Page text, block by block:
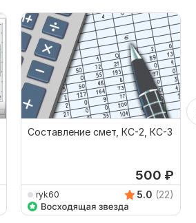
Составление смет, КС-2, КС-3
500 ₽
ryk60 5.0 (22)